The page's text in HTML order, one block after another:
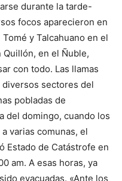
durante la tarde-
focos aparecieron en
y Talcahuano en el
en el Ñuble,
con todo. Las llamas
sectores del
pobladas de
del domingo, cuando los
varias comunas, el
Estado de Catástrofe en
am. A esas horas, ya
evacuadas. «Ante los